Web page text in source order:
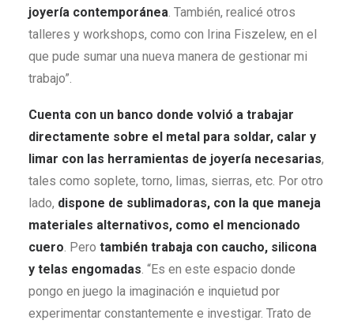
joyería contemporánea. También, realicé otros
talleres y workshops, como con Irina Fiszelew, en el
que pude sumar una nueva manera de gestionar mi
trabajo”.
Cuenta con un banco donde volvió a trabajar
directamente sobre el metal para soldar, calar y
limar con las herramientas de joyería necesarias,
tales como soplete, torno, limas, sierras, etc. Por otro
lado, dispone de sublimadoras, con la que maneja
materiales alternativos, como el mencionado
cuero. Pero también trabaja con caucho, silicona
y telas engomadas. “Es en este espacio donde
pongo en juego la imaginación e inquietud por
experimentar constantemente e investigar. Trato de